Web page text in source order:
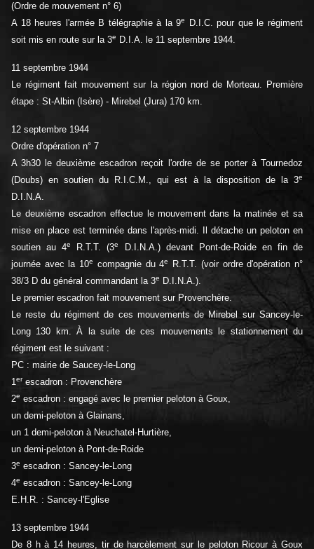
(Ordre de mouvement n° 6)
A 18 heures l'armée B télégraphie à la 9e
D.I.C. pour que le régiment
soit mis en route sur la 3e D.I.A. le 11 septembre 1944.
11 septembre 1944
Le régiment fait mouvement sur la région nord de Morteau. Première
étape : St-Albin (Isère) - Mirebel (Jura) 170 km.
12 septembre 1944
Ordre d'opération n° 7
A 3h30 le deuxième escadron reçoit l'ordre de se porter à Tournedoz
(Doubs) en soutien du R.I.C.M., qui est à la disposition de la 3e
D.I.N.A.
Le deuxième escadron effectue le mouvement dans la matinée et sa
mise en place est terminée dans l'après-midi. Il détache un peloton en
soutien au 4e R.T.T. (3e
D.I.N.A.) devant Pont-de-Roide en fin de
journée avec la 10e compagnie du 4e
R.T.T. (voir ordre d'opération n°
38/3 D du général commandant la 3e
D.I.N.A.).
Le premier escadron fait mouvement sur Provenchère.
Le reste du régiment de ces mouvements de Mirebel sur Sancey-le-
Long 130 km. À la suite de ces mouvements le stationnement du
régiment est le suivant :
PC : mairie de Saucey-le-Long
1erescadron : Provenchère
2e escadron : engagé avec le premier peloton à Goux,
un demi-peloton à Glainans,
un 1 demi-peloton à Neuchatel-Hurtière,
un demi-peloton à Pont-de-Roide
3e escadron : Sancey-le-Long
4e escadron : Sancey-le-Long
E.H.R. : Sancey-l'Eglise
13 septembre 1944
De 8 h à 14 heures, tir de harcèlement sur le peloton Ricour à Goux